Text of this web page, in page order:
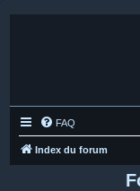
FAQ
Index du forum